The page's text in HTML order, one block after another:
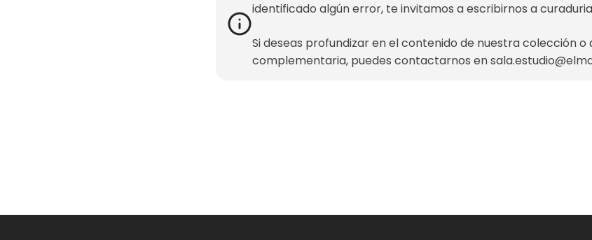
identificado algún error, te invitamos a escribirnos a
Si deseas profundizar en el contenido de nuestra colección
complementaria, puedes contactarnos en